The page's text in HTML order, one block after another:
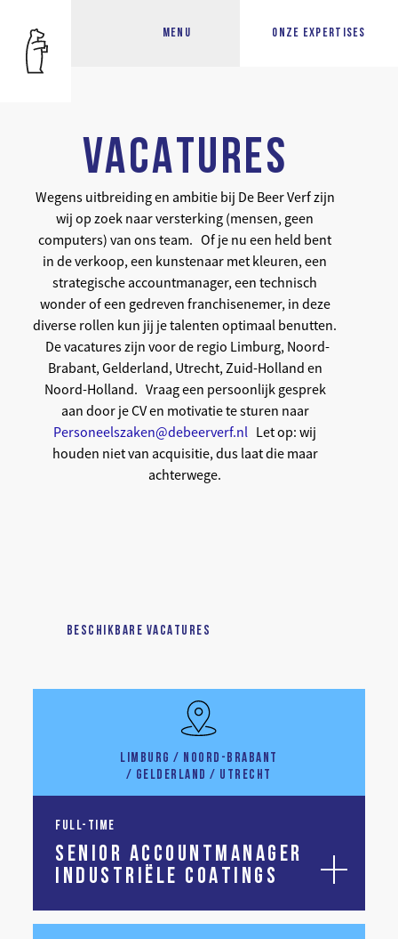
MENU ONZE EXPERTISES
VACATURES
Wegens uitbreiding en ambitie bij De Beer Verf zijn
wij op zoek naar versterking (mensen, geen
computers) van ons team. Of je nu een held bent
in de verkoop, een kunstenaar met kleuren, een
strategische accountmanager, een technisch
wonder of een gedreven franchisenemer, in deze
diverse rollen kun jij je talenten optimaal benutten.
De vacatures zijn voor de regio Limburg, Noord-
Brabant, Gelderland, Utrecht, Zuid-Holland en
Noord-Holland. Vraag een persoonlijk gesprek
aan door je CV en motivatie te sturen naar
Personeelszaken@debeerverf.nl Let op: wij
houden niet van acquisitie, dus laat die maar
achterwege.
BESCHIKBARE VACATURES
LIMBURG / NOORD-BRABANT
/ GELDERLAND / UTRECHT
FULL-TIME
SENIOR ACCOUNTMANAGER
INDUSTRIËLE COATINGS